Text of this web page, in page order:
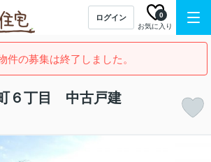
ログイン
お気に入り
0
件の募集は終了しました。
６丁目 中古戸建